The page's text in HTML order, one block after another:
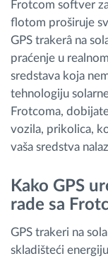
Kalkulator
Frotcom softver
flotom proširuje
GPS trakerâ na
praćenje u
sredstava koja
tehnologiju
Frotcoma,
vozila, prikolica,
vaša sredstva
Kako GPS
rade sa
GPS trakeri na
skladišteći